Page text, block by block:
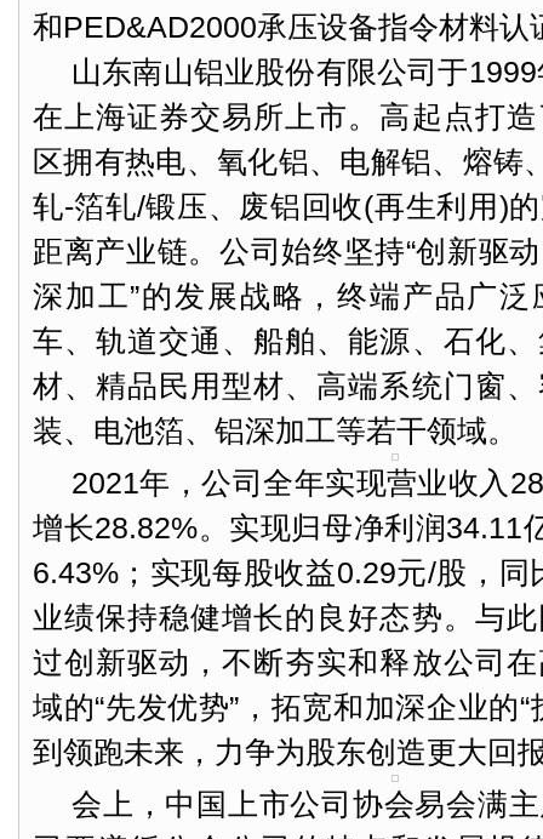
和PED&AD2000承压设备指令材料认
山东南山铝业股份有限公司于
在上海证券交易所上市。高起点打
区拥有热电、氧化铝、电解铝、熔铸
轧-箔轧/锻压、废铝回收(再生利用)
距离产业链。公司始终坚持“创新驱
深加工”的发展战略，终端产品广
车、轨道交通、船舶、能源、石化
材、精品民用型材、高端系统门窗
装、电池箔、铝深加工等若干领域。
2021年，公司全年实现营业收入
增长28.82%。实现归母净利润34.11
6.43%；实现每股收益0.29元/股，同
业绩保持稳健增长的良好态势。与
过创新驱动，不断夯实和释放公司
域的“先发优势”，拓宽和加深企业的“
到领跑未来，力争为股东创造更大回
会上，中国上市公司协会易会满